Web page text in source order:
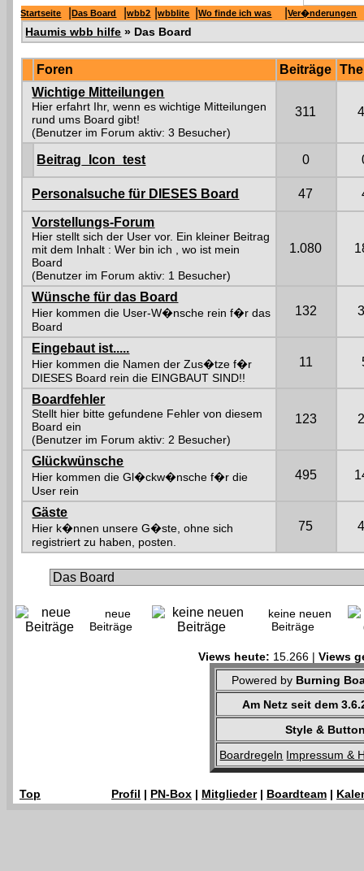
Startseite |Das Board |wbb2 |wbblite |Wo finde ich was |Ver�nderungen
Haumis wbb hilfe » Das Board
Foren Beiträge
Wichtige Mitteilungen
Hier erfahrt Ihr, wenn es wichtige Mitteilungen
rund ums Board gibt!
(Benutzer im Forum aktiv: 3 Besucher)
311
Beitrag_Icon_test 0
Personalsuche für DIESES Board 47
Vorstellungs-Forum
Hier stellt sich der User vor. Ein kleiner Beitrag
mit dem Inhalt : Wer bin ich , wo ist mein
Board
(Benutzer im Forum aktiv: 1 Besucher)
1.080
Wünsche für das Board
Hier kommen die User-W�nsche rein f�r das
Board
132
Eingebaut ist.....
Hier kommen die Namen der Zus�tze f�r
DIESES Board rein die EINGBAUT SIND!!
11
Boardfehler
Stellt hier bitte gefundene Fehler von diesem
Board ein
(Benutzer im Forum aktiv: 2 Besucher)
123
Glückwünsche
Hier kommen die Gl�ckw�nsche f�r die
User rein
495
Gäste
Hier k�nnen unsere G�ste, ohne sich
registriert zu haben, posten.
75
neue
Beiträge
keine neuen
Beiträge
Views heute: 15.266 | Views
Powered by Burning
Am Netz seit dem
Style &
Boardregeln Impressum &
Top Profil | PN-Box | Mitglieder| Boardteam |